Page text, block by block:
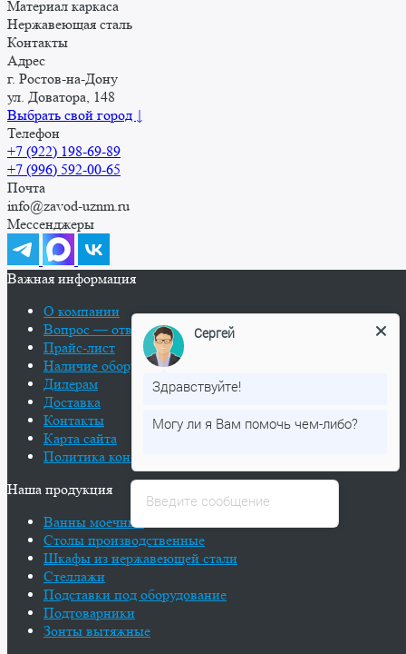
Материал каркаса
Нержавеющая сталь
Контакты
Адрес
г. Ростов-на-Дону
ул. Доватора, 148
Выбрать свой город ↓
Телефон
+7 (922) 198-69-89
+7 (996) 592-00-65
Почта
info@zavod-uznm.ru
Мессенджеры
Важная информация
О компании
Вопрос — ответ
Прайс-лист
Наличие оборудования
Дилерам
Доставка
Контакты
Карта сайта
Политика конфиденциальности
Наша продукция
Ванны моечные
Столы производственные
Шкафы из нержавеющей стали
Стеллажи
Подставки под оборудование
Подтоварники
Зонты вытяжные